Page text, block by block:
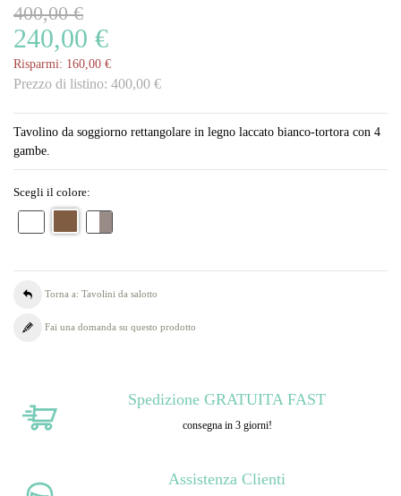
400,00 €
240,00 €
Risparmi: 160,00 €
Prezzo di listino: 400,00 €
Tavolino da soggiorno rettangolare in legno laccato bianco-tortora con 4
gambe.
Scegli il colore:
Torna a: Tavolini da salotto
Fai una domanda su questo prodotto
Spedizione GRATUITA FAST
consegna in 3 giorni!
Assistenza Clienti